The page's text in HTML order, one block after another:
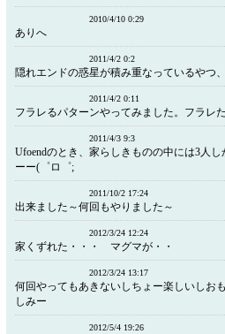
2010/4/10 0:29
ありへ
2011/4/2 0:2
隠れエンドの惑星が積み重なっ
2011/4/2 0:11
フラレるパターンやってみました。フラレ
2011/4/3 9:3
Ufoendのとき、家らしきものの中には3人
ーー(゜ロ゜;
2011/10/2 17:24
出来ました～何回もやりました～
2012/3/24 12:24
家くずれた・・・ マグマが・・
2012/3/24 13:17
何回やってもあきないしちょー楽しいし
しみー
2012/5/4 19:26